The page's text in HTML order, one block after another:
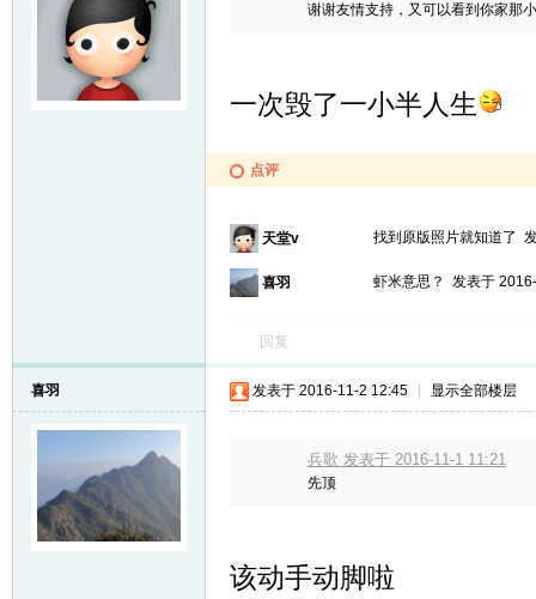
谢谢友情支持，又可以看到你家那
一次毁了一小半人生
点评
天堂v 找到原版照片就知道了
喜羽 虾米意思？ 发表于
回复
喜羽 发表于 2016-11-2 12:45 显示全部楼层
兵歌 发表于 2016-11-1 11:21
先顶
该动手动脚啦